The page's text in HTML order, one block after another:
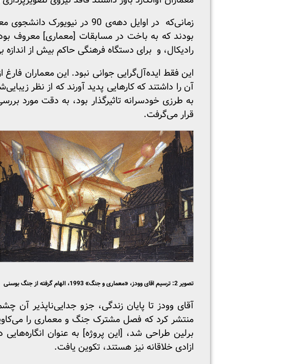
زمانی‌که در اوایل دهه‌ی 90
بودند که به باخت در مسابقات [معماری] معروف
رادیکال، و برای دستگاه فرهنگی حاکم بیش از اندازه
این فقط ایده‌آل‌گرایی جوانی نبود. این معماران
آن را داشتند که کارهایی پدید آورند که از نظر
به طرزی خودسرانه تاثیرگذار بود، به دقت مورد
قرار می‌گرفت.
تصویر 2: ترسیم اقای وودز، «معماری و جنگ» 1993، الهام گرفته از جنگ بوسنی
منتشر کرد که فصل مشترک جنگ و معماری را
برلین طراحی شد، [این پروژه] به عنوان
ازادی خلاقانه نیز هستند، تکوین یافت.